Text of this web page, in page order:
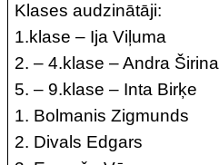
Klases audzinātāji:
1.klase – Ija Viļuma
2. – 4.klase – Andra Širina
5. – 9.klase – Inta Birķe
1. Bolmanis Zigmunds
2. Divals Edgars